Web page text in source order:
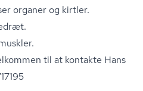
organer og kirtler.
til at kontakte Hans